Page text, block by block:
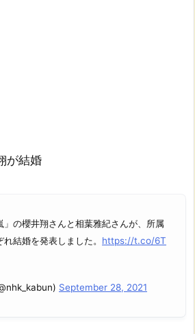
が結婚
」の櫻井翔さんと相葉雅紀さんが、所属
結婚を発表しました。 https://t.co/6T
September 28, 2021